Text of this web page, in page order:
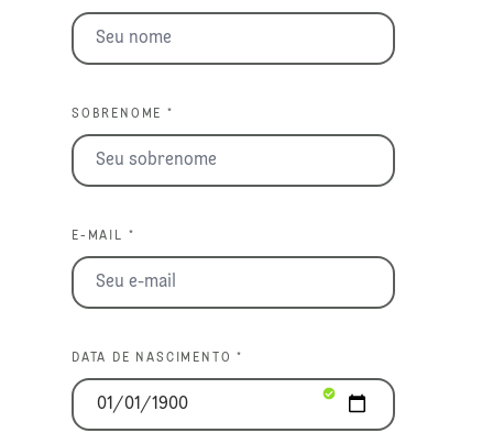
SOBRENOME *
E-MAIL *
DATA DE NASCIMENTO *